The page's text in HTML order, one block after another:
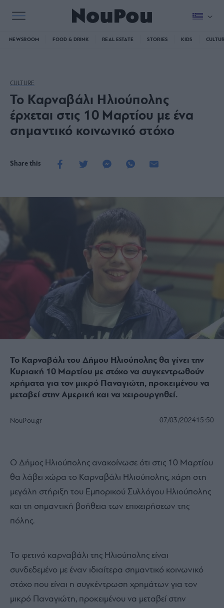
NEWSROOM FOOD & DRINK REAL ESTATE STORIES KIDS
CULTURE
Το Καρναβάλι Ηλιούπολης
έρχεται στις 10 Μαρτίου με ένα
σημαντικό κοινωνικό στόχο
Share this
Το Καρναβάλι του Δήμου Ηλιούπολης θα γίνει την
Κυριακή 10 Μαρτίου με στόχο να συγκεντρωθούν
χρήματα για τον μικρό Παναγιώτη, προκειμένου να
μεταβεί στην Αμερική και να χειρουργηθεί.
NouPou.gr 07/03/202415:50
O Δήμος Ηλιούπολης ανακοίνωσε ότι στις 10 Μαρτίου
θα λάβει χώρα το Καρναβάλι Ηλιούπολης, χάρη στη
μεγάλη στήριξη του Εμπορικού Συλλόγου Ηλιούπολης
και τη σημαντική βοήθεια των επιχειρήσεων της
πόλης.
Το φετινό καρναβάλι της Ηλιούπολης είναι
συνδεδεμένο με έναν ιδιαίτερα σημαντικό κοινωνικό
στόχο που είναι η συγκέντρωση χρημάτων για τον
μικρό Παναγιώτη, προκειμένου να μεταβεί στην